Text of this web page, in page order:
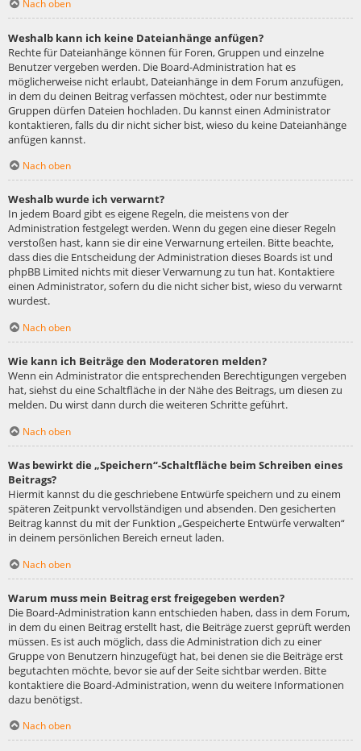
Nach oben
Weshalb kann ich keine Dateianhänge anfügen?
Rechte für Dateianhänge können für Foren, Gruppen und einzelne
Benutzer vergeben werden. Die Board-Administration hat es
möglicherweise nicht erlaubt, Dateianhänge in dem Forum anzufügen,
in dem du deinen Beitrag verfassen möchtest, oder nur bestimmte
Gruppen dürfen Dateien hochladen. Du kannst einen Administrator
kontaktieren, falls du dir nicht sicher bist, wieso du keine Dateianhänge
anfügen kannst.
Nach oben
Weshalb wurde ich verwarnt?
In jedem Board gibt es eigene Regeln, die meistens von der
Administration festgelegt werden. Wenn du gegen eine dieser Regeln
verstoßen hast, kann sie dir eine Verwarnung erteilen. Bitte beachte,
dass dies die Entscheidung der Administration dieses Boards ist und
phpBB Limited nichts mit dieser Verwarnung zu tun hat. Kontaktiere
einen Administrator, sofern du die nicht sicher bist, wieso du verwarnt
wurdest.
Nach oben
Wie kann ich Beiträge den Moderatoren melden?
Wenn ein Administrator die entsprechenden Berechtigungen vergeben
hat, siehst du eine Schaltfläche in der Nähe des Beitrags, um diesen zu
melden. Du wirst dann durch die weiteren Schritte geführt.
Nach oben
Was bewirkt die „Speichern“-Schaltfläche beim Schreiben eines
Beitrags?
Hiermit kannst du die geschriebene Entwürfe speichern und zu einem
späteren Zeitpunkt vervollständigen und absenden. Den gesicherten
Beitrag kannst du mit der Funktion „Gespeicherte Entwürfe verwalten“
in deinem persönlichen Bereich erneut laden.
Nach oben
Warum muss mein Beitrag erst freigegeben werden?
Die Board-Administration kann entschieden haben, dass in dem Forum,
in dem du einen Beitrag erstellt hast, die Beiträge zuerst geprüft werden
müssen. Es ist auch möglich, dass die Administration dich zu einer
Gruppe von Benutzern hinzugefügt hat, bei denen sie die Beiträge erst
begutachten möchte, bevor sie auf der Seite sichtbar werden. Bitte
kontaktiere die Board-Administration, wenn du weitere Informationen
dazu benötigst.
Nach oben